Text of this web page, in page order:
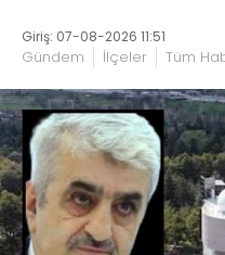
Giriş: 07-08-2026 11:51
Gündem İlçeler Tüm